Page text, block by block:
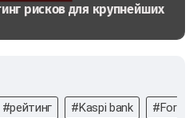
рисков для крупнейших
#рейтинг #Kaspi bank